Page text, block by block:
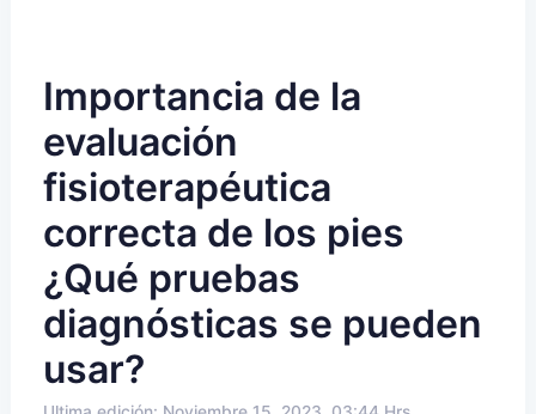
Importancia de la
evaluación
fisioterapéutica
correcta de los pies
¿Qué pruebas
diagnósticas se pueden
usar?